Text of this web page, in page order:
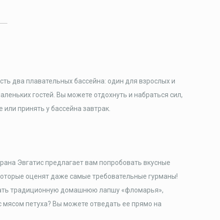
два плавательных бассейна: один для взрослых и
гостей. Вы можете отдохнуть и набраться сил,
или принять у бассейна завтрак.
Эвгатис предлагает вам попробовать вкусные
оценят даже самые требовательные гурманы!
традиционную домашнюю лапшу «фломарья»,
мясом петуха? Вы можете отведать ее прямо на